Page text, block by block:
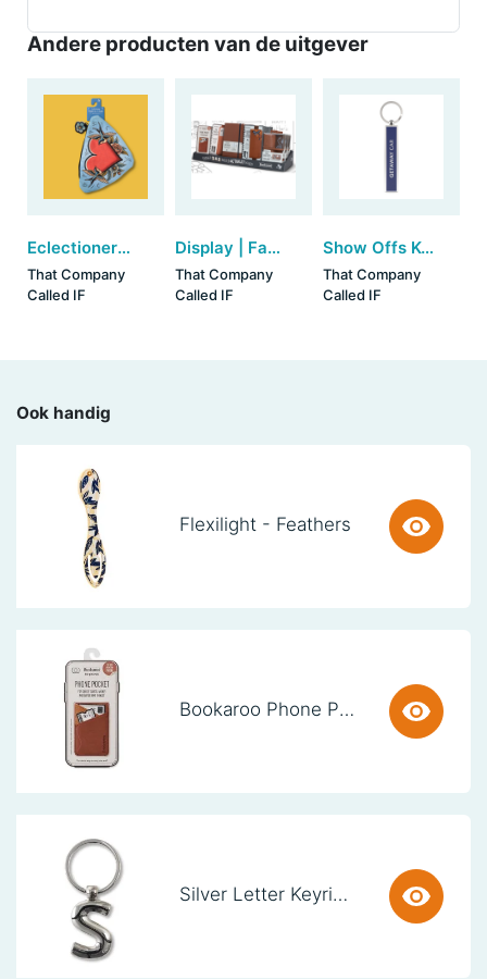
Andere producten van de uitgever
Eclectionery Pencil Case - Heart
That Company
Called IF
Display | Father's Day Brown (60cm)
That Company
Called IF
Show Offs Keys - Getaway Car (set van 3)
That Company
Called IF
Ook handig
Flexilight - Feathers
Bookaroo Phone Pocket - Brown
Silver Letter Keyring - S (set van 3)